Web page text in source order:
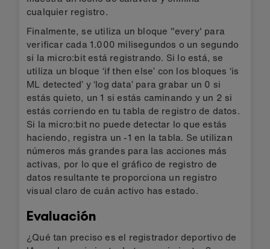
cualquier registro.
Finalmente, se utiliza un bloque "every' para
verificar cada 1.000 milisegundos o un segundo
si la micro:bit está registrando. Si lo está, se
utiliza un bloque ‘if then else’ con los bloques ‘is
ML detected’ y ‘log data’ para grabar un 0 si
estás quieto, un 1 si estás caminando y un 2 si
estás corriendo en tu tabla de registro de datos.
Si la micro:bit no puede detectar lo que estás
haciendo, registra un -1 en la tabla. Se utilizan
números más grandes para las acciones más
activas, por lo que el gráfico de registro de
datos resultante te proporciona un registro
visual claro de cuán activo has estado.
Evaluación
¿Qué tan preciso es el registrador deportivo de